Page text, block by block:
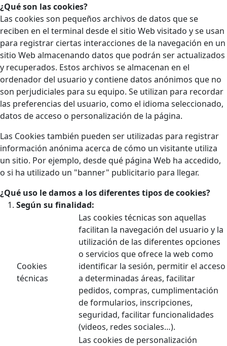
¿Qué son las cookies?
Las cookies son pequeños archivos de datos que se
reciben en el terminal desde el sitio Web visitado y se usan
para registrar ciertas interacciones de la navegación en un
sitio Web almacenando datos que podrán ser actualizados
y recuperados. Estos archivos se almacenan en el
ordenador del usuario y contiene datos anónimos que no
son perjudiciales para su equipo. Se utilizan para recordar
las preferencias del usuario, como el idioma seleccionado,
datos de acceso o personalización de la página.
Las Cookies también pueden ser utilizadas para registrar
información anónima acerca de cómo un visitante utiliza
un sitio. Por ejemplo, desde qué página Web ha accedido,
o si ha utilizado un "banner" publicitario para llegar.
¿Qué uso le damos a los diferentes tipos de cookies?
Según su finalidad:
Cookies
técnicas
Las cookies técnicas son aquellas
facilitan la navegación del usuario y la
utilización de las diferentes opciones
o servicios que ofrece la web como
identificar la sesión, permitir el acceso
a determinadas áreas, facilitar
pedidos, compras, cumplimentación
de formularios, inscripciones,
seguridad, facilitar funcionalidades
(videos, redes sociales…).
Las cookies de personalización